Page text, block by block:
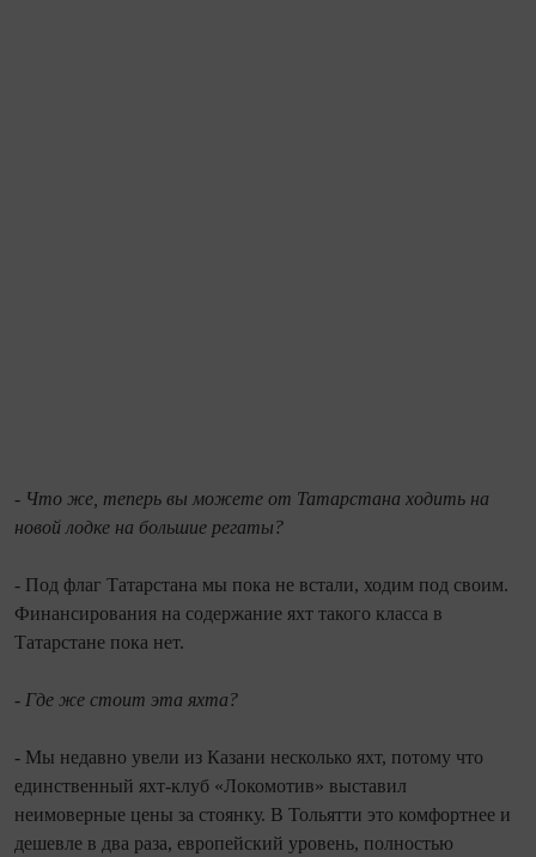
- Что же, теперь вы можете от Татарстана ходить на
новой лодке на большие регаты?
- Под флаг Татарстана мы пока не встали, ходим под своим.
Финансирования на содержание яхт такого класса в
Татарстане пока нет.
- Где же стоит эта яхта?
- Мы недавно увели из Казани несколько яхт, потому что
единственный яхт-клуб «Локомотив» выставил
неимоверные цены за стоянку. В Тольятти это комфортнее и
дешевле в два раза, европейский уровень, полностью